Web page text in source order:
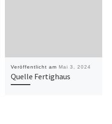
Veröffentlicht am Mai 3, 2024
Quelle Fertighaus